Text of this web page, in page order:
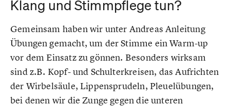
Klang und Stimmpflege tun?
Gemeinsam haben wir unter Andreas Anleitung
Übungen gemacht, um der Stimme ein Warm-up
vor dem Einsatz zu gönnen. Besonders wirksam
sind z.B. Kopf- und Schulterkreisen, das Aufrichten
der Wirbelsäule, Lippensprudeln, Pleuelübungen,
bei denen wir die Zunge gegen die unteren